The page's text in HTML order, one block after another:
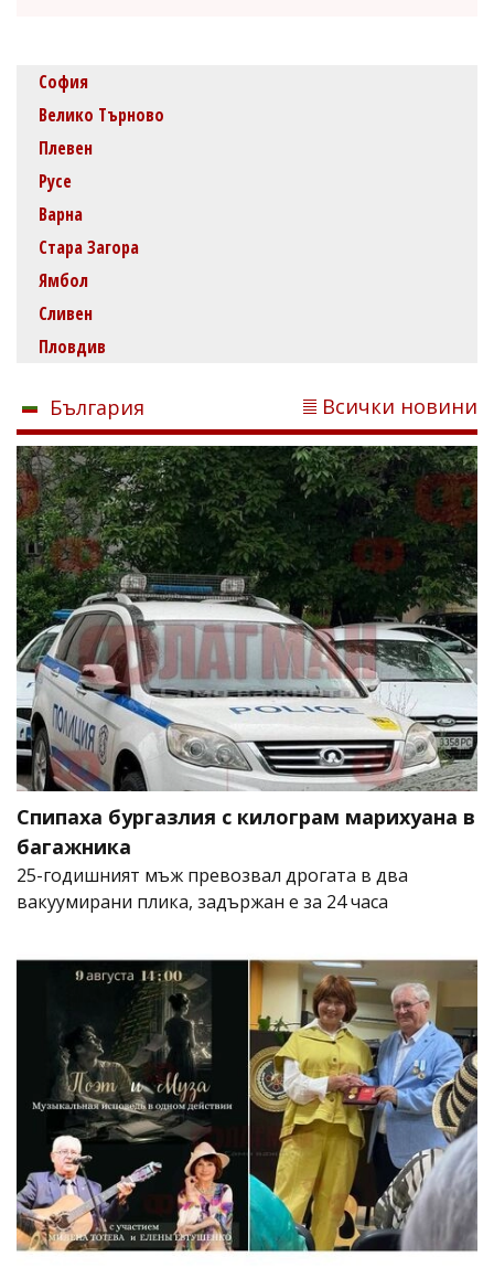
София
Велико Търново
Плевен
Русе
Варна
Стара Загора
Ямбол
Сливен
Пловдив
България Всички новини
Спипаха бургазлия с килограм марихуана в
багажника
25-годишният мъж превозвал дрогата в два
вакуумирани плика, задържан е за 24 часа